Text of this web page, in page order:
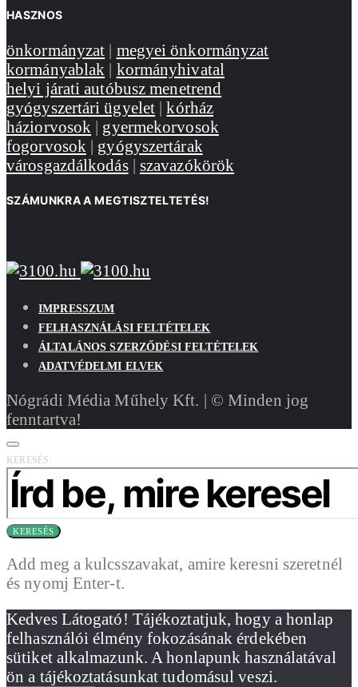
HASZNOS
önkormányzat | megyei önkormányzat
kormányablak | kormányhivatal
helyi járati autóbusz menetrend
gyógyszertári ügyelet |kórház
háziorvosok | gyermekorvosok
fogorvosok | gyógyszertárak
városgazdálkodás| szavazókörök
SZÁMUNKRA A MEGTISZTELTETÉS!
IMPRESSZUM
FELHASZNÁLÁSI FELTÉTELEK
ÁLTALÁNOS SZERZŐDÉSI FELTÉTELEK
ADATVÉDELMI ELVEK
Nógrádi Média Műhely Kft. | © Minden jog
fenntartva!
KERESÉS:
KERESÉS
Add meg a kulcsszavakat, amire keresni szeretnél
és nyomj Enter-t.
Kedves Látogató! Tájékoztatjuk, hogy a honlap
felhasználói élmény fokozásának érdekében
sütiket alkalmazunk. A honlapunk használatával
ön a tájékoztatásunkat tudomásul veszi.